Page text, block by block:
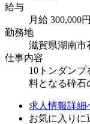
給与
月給 300,000
勤務地
滋賀県湖南市
仕事内容
10トンダン
料となる砕石
求人情報詳細
お気に入りに